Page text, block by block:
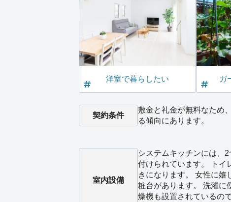
洋室で暮らしたい ガ
契約条件
敷金と礼金が無料なため
る傾向にあります。
室内設備
システムキッチンには、
付けられています。 トイ
きになります。 女性に嬉
粧台があります。 洗濯に
燥機も設置されているの